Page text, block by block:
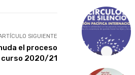
SIGUIENTE
el proceso
curso 2020/21